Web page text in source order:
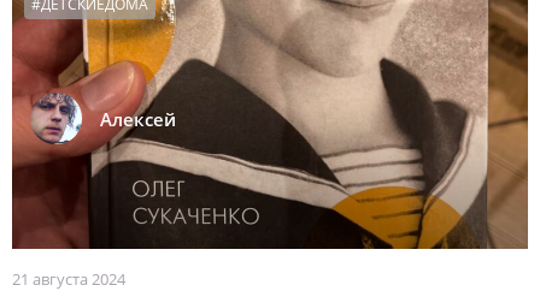
Алексей
#ДЕТСКИЕДОМА
21 августа 2024